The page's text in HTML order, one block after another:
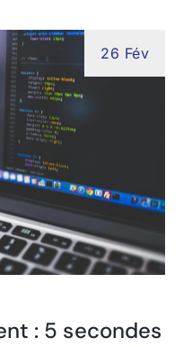
26 Fév
: 5 secondes